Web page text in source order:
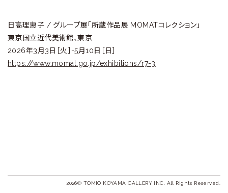
日高理恵子 / グループ展「所蔵作品展 MOMATコレクション」
東京国立近代美術館、東京
2026年3月3日［火］-5月10日［日］
https://www.momat.go.jp/exhibitions/r7-3
2026© TOMIO KOYAMA GALLERY INC. All Rights Reserved.